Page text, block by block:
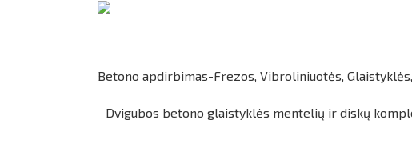
Betono apdirbimas-Frezos, Vibroliniuotės, Glaistyklės
Dvigubos betono glaistyklės mentelių ir diskų